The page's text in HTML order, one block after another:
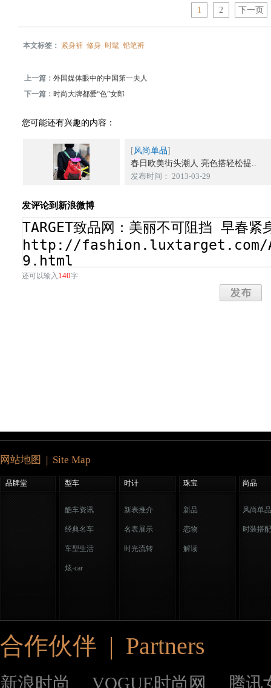
1 2 下一页
本文标签： 紧身裤 修身 时髦 铅笔裤
上一篇：外国媒体眼中的中国第一夫人
下一篇： 时尚大牌都爱“色”女郎
您可能还有兴趣的内容：
[风尚单品]
春日欧美街头潮人 亮色搭轻松提..
发布时间： 2013-03-29
发评论到新浪微博
还可以输入 140字
网站地图 | Site Map
品牌堂 型车 时计 珠宝 尚品
酷车资讯
经典名车
车型生活
炫-car
新表推介
名表展示
时光流转
新品
恋物
解读
风尚单品
时装搭配
合作伙伴 | Partners
新浪时尚 VOGUE时尚网 腾讯